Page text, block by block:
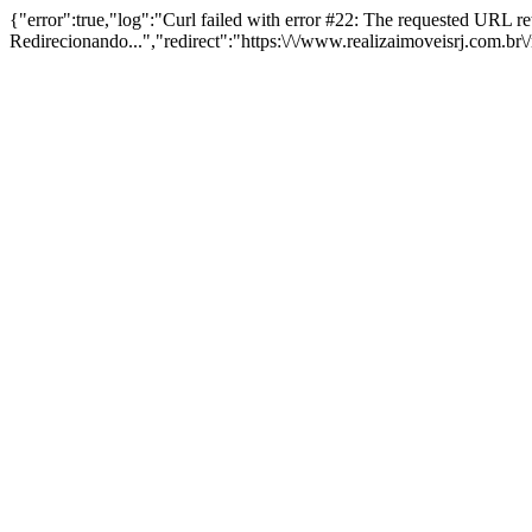
{"error":true,"log":"Curl failed with error #22: The requested URL
Redirecionando...","redirect":"https:\/\/